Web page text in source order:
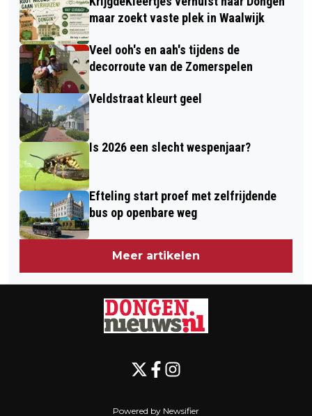
GOED VOOR € 192.936,00
maar zoekt vaste plek in Waalwijk
Veel ooh's en aah's tijdens de
decorroute van de Zomerspelen
Veldstraat kleurt geel
Is 2026 een slecht wespenjaar?
Efteling start proef met zelfrijdende
bus op openbare weg
Meer artikelen
Powered by Newsifier